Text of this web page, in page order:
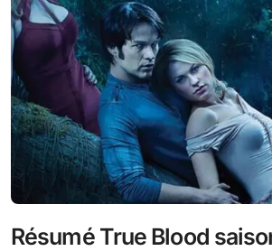
Résumé True Blood